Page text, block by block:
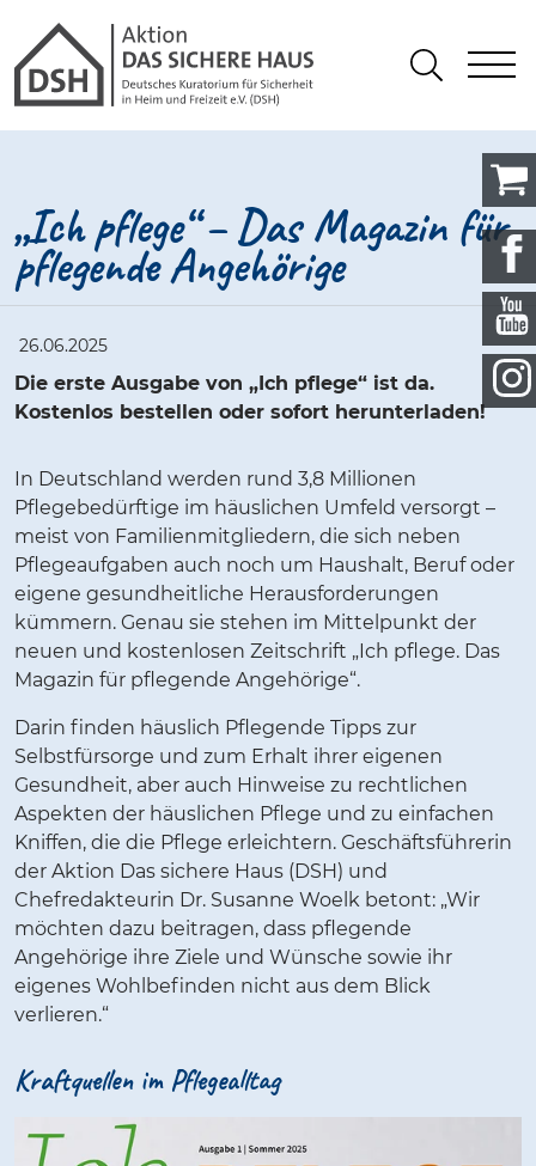
Gathmann Michaelis und
Suchen
„Ich pflege“ – Das Magazin für
pflegende Angehörige
26.06.2025
Die erste Ausgabe von „Ich pflege“ ist da.
Kostenlos bestellen oder sofort herunterladen!
In Deutschland werden rund 3,8 Millionen
Pflegebedürftige im häuslichen Umfeld versorgt –
meist von Familienmitgliedern, die sich neben
Pflegeaufgaben auch noch um Haushalt, Beruf oder
eigene gesundheitliche Herausforderungen
kümmern. Genau sie stehen im Mittelpunkt der
neuen und kostenlosen Zeitschrift „Ich pflege. Das
Magazin für pflegende Angehörige“.
Darin finden häuslich Pflegende Tipps zur
Selbstfürsorge und zum Erhalt ihrer eigenen
Gesundheit, aber auch Hinweise zu rechtlichen
Aspekten der häuslichen Pflege und zu einfachen
Kniffen, die die Pflege erleichtern. Geschäftsführerin
der Aktion Das sichere Haus (DSH) und
Chefredakteurin Dr. Susanne Woelk betont: „Wir
möchten dazu beitragen, dass pflegende
Angehörige ihre Ziele und Wünsche sowie ihr
eigenes Wohlbefinden nicht aus dem Blick
verlieren.“
Kraftquellen im Pflegealltag